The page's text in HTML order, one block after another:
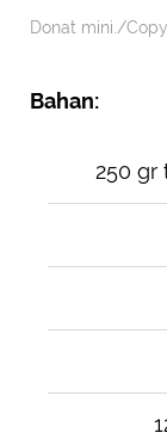
Donat mini./
Bahan:
250 gr